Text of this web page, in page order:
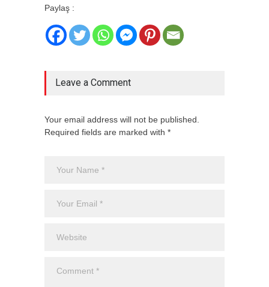
Paylaş :
Leave a Comment
Your email address will not be published.
Required fields are marked with *